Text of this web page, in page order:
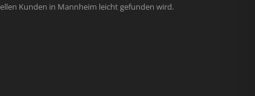
Kunden in Mannheim leicht gefunden wird.